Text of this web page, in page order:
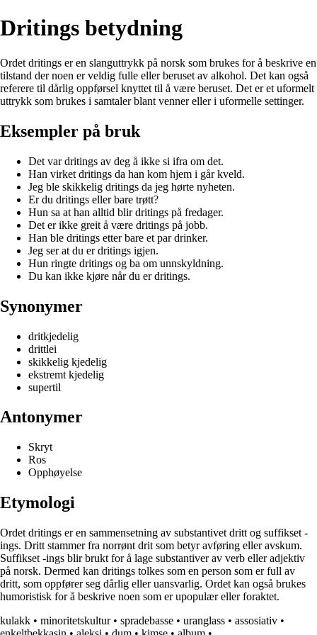
Dritings betydning
Ordet dritings er en slanguttrykk på norsk som brukes for å beskrive en
tilstand der noen er veldig fulle eller beruset av alkohol. Det kan også
referere til dårlig oppførsel knyttet til å være beruset. Det er et uformelt
uttrykk som brukes i samtaler blant venner eller i uformelle settinger.
Eksempler på bruk
Det var dritings av deg å ikke si ifra om det.
Han virket dritings da han kom hjem i går kveld.
Jeg ble skikkelig dritings da jeg hørte nyheten.
Er du dritings eller bare trøtt?
Hun sa at han alltid blir dritings på fredager.
Det er ikke greit å være dritings på jobb.
Han ble dritings etter bare et par drinker.
Jeg ser at du er dritings igjen.
Hun ringte dritings og ba om unnskyldning.
Du kan ikke kjøre når du er dritings.
Synonymer
dritkjedelig
drittlei
skikkelig kjedelig
ekstremt kjedelig
supertil
Antonymer
Skryt
Ros
Opphøyelse
Etymologi
Ordet dritings er en sammensetning av substantivet dritt og suffikset -
ings. Dritt stammer fra norrønt drit som betyr avføring eller avskum.
Suffikset -ings blir brukt for å lage substantiver av verb eller adjektiv
på norsk. Dermed kan dritings tolkes som en person som er full av
dritt, som oppfører seg dårlig eller uansvarlig. Ordet kan også brukes
humoristisk for å beskrive noen som er upopulær eller foraktet.
kulakk • minoritetskultur• spradebasse • uranglass • assosiativ •